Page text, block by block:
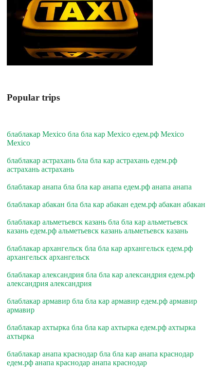
Popular trips
блаблакар Mexico бла бла кар Mexico едем.рф Mexico
Mexico
блаблакар астрахань бла бла кар астрахань едем.рф
астрахань астрахань
блаблакар анапа бла бла кар анапа едем.рф анапа анапа
блаблакар абакан бла бла кар абакан едем.рф абакан абакан
блаблакар альметьевск казань бла бла кар альметьевск
казань едем.рф альметьевск казань альметьевск казань
блаблакар архангельск бла бла кар архангельск едем.рф
архангельск архангельск
блаблакар александрия бла бла кар александрия едем.рф
александрия александрия
блаблакар армавир бла бла кар армавир едем.рф армавир
армавир
блаблакар ахтырка бла бла кар ахтырка едем.рф ахтырка
ахтырка
блаблакар анапа краснодар бла бла кар анапа краснодар
едем.рф анапа краснодар анапа краснодар